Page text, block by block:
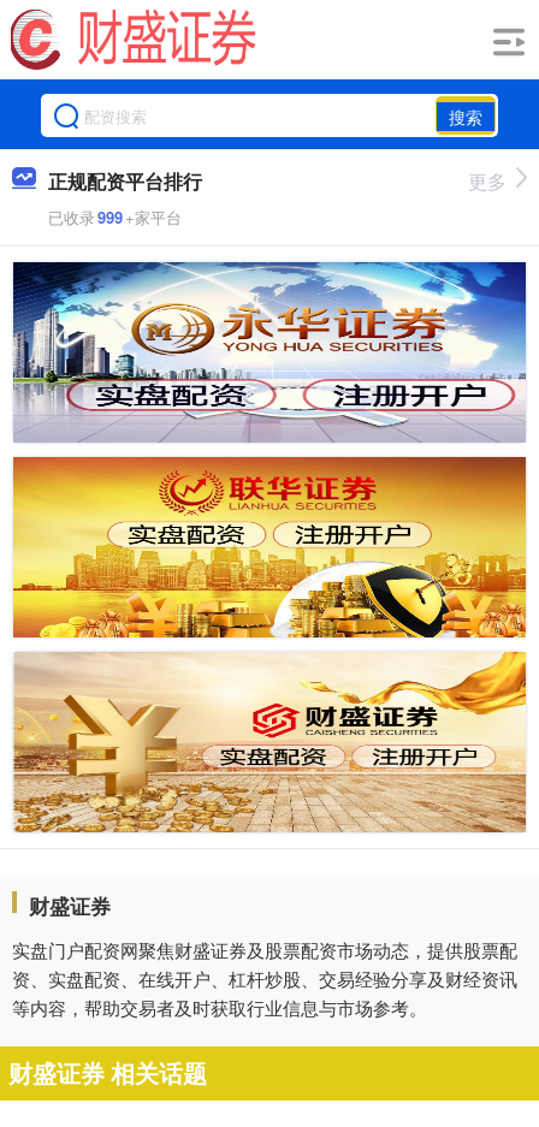
搜索
正规配资平台排行
已收录999+家平台
更多
财盛证券
实盘门户配资网聚焦财盛证券及股票配资市场动态，提供股票配
资、实盘配资、在线开户、杠杆炒股、交易经验分享及财经资讯
等内容，帮助交易者及时获取行业信息与市场参考。
财盛证券 相关话题